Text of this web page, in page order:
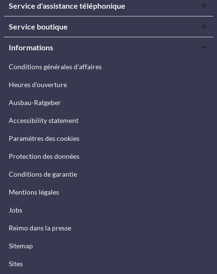
Service d'assistance téléphonique
Service boutique
Informations
Conditions générales d'affaires
Heures d'ouverture
Ausbau-Ratgeber
Accessibility statement
Paramètres des cookies
Protection des données
Conditions de garantie
Mentions légales
Jobs
Reimo dans la presse
Sitemap
Sites